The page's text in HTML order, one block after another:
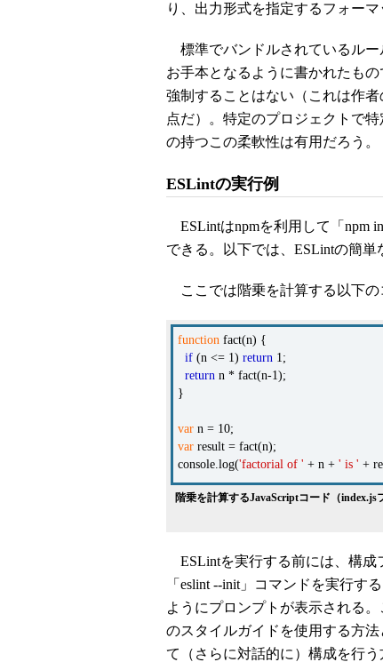
り、出力形式を指定するフォー
標準でバンドルされているルー
お手本となるように書かれたも
強制することはない（これは作
点だ）。特定のプロジェクトで
の持つこの柔軟性は有用だろう。
ESLintの実行例
ESLintはnpmを利用して「npm
できる。以下では、ESLintの簡単
ここでは階乗を計算する以下の
function fact(n) {
if (n <= 1) return 1;
return n * fact(n-1);
}
var n = 10;
var result = fact(n);
console.log('factorial of ' + n + ' is ' +
階乗を計算するJavaScriptコード（index.js
ESLintを実行する前には、構成
「eslint --init」コマンドを実行す
ようにプロンプトが表示される
のスタイルガイドを使用する方法
て（さらに対話的に）構成を行う